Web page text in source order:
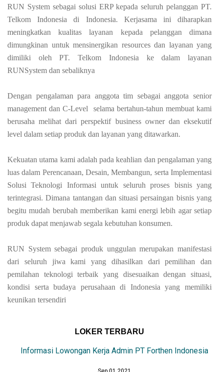
RUN System sebagai solusi ERP kepada seluruh pelanggan PT.
Telkom Indonesia di Indonesia. Kerjasama ini diharapkan
meningkatkan kualitas layanan kepada pelanggan dimana
dimungkinan untuk mensinergikan resources dan layanan yang
dimiliki oleh PT. Telkom Indonesia ke dalam layanan
RUNSystem dan sebaliknya
Dengan pengalaman para anggota tim sebagai anggota senior
management dan C-Level selama bertahun-tahun membuat kami
berusaha melihat dari perspektif business owner dan eksekutif
level dalam setiap produk dan layanan yang ditawarkan.
Kekuatan utama kami adalah pada keahlian dan pengalaman yang
luas dalam Perencanaan, Desain, Membangun, serta Implementasi
Solusi Teknologi Informasi untuk seluruh proses bisnis yang
terintegrasi. Dimana tantangan dan situasi persaingan bisnis yang
begitu mudah berubah memberikan kami energi lebih agar setiap
produk dapat menjawab segala kebutuhan konsumen.
RUN System sebagai produk unggulan merupakan manifestasi
dari seluruh jiwa kami yang dihasilkan dari pemilihan dan
pemilahan teknologi terbaik yang disesuaikan dengan situasi,
kondisi serta budaya perusahaan di Indonesia yang memiliki
keunikan tersendiri
LOKER TERBARU
Informasi Lowongan Kerja Admin PT Forthen Indonesia